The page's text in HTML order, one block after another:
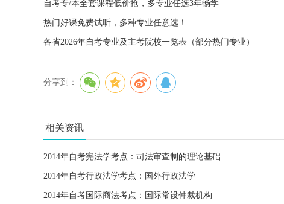
自考专/本全套课程低价抢，多专业任选3年畅学
热门好课免费试听，多种专业任意选！
各省2026年自考专业及主考院校一览表（部分热门专业）
分享到：
相关资讯
2014年自考宪法学考点：司法审查制的理论基础
2014年自考行政法学考点：国外行政法学
2014年自考国际商法考点：国际常设仲裁机构